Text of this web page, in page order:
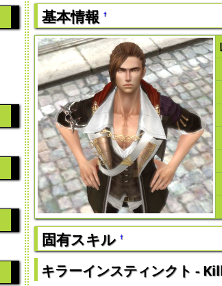
基本情報 †
固有スキル †
キラーインスティンクト -